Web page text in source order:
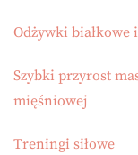
Odżywki białkowe
Szybki przyrost
mięśniowej
Treningi siłowe